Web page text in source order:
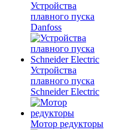
Устройства
плавного пуска
Danfoss
Устройства
плавного пуска
Schneider Electric
Мотор редукторы